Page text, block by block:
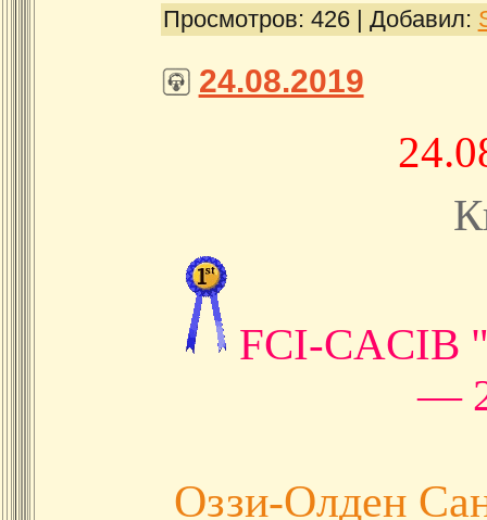
Просмотров: 426 | Добавил:
24.08.2019
FCI-
—
Оззи-Олден